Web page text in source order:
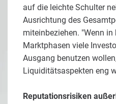
auf die leichte Schulter
Ausrichtung des
miteinbeziehen. "Wenn
Marktphasen viele
Ausgang benutzen
Liquiditätsaspekten eng
Reputationsrisiken